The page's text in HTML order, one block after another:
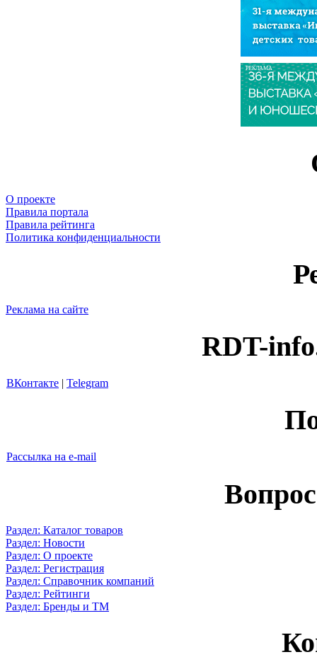
РЕКЛАМА
О проекте
Правила портала
Правила рейтинга
Политика конфиденциальности
Реклама на сайте
RDT-
ВКонтакте | Telegram
Рассылка на e-mail
Раздел: Каталог товаров
Раздел: Новости
Раздел: О проекте
Раздел: Регистрация
Раздел: Справочник компаний
Раздел: Рейтинги
Раздел: Бренды и ТМ